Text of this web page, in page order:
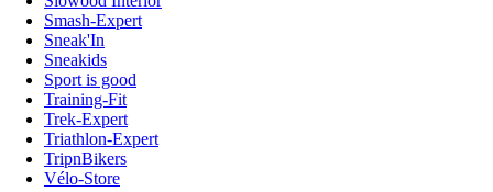
Smash-Expert
Sneak'In
Sneakids
Sport is good
Training-Fit
Trek-Expert
Triathlon-Expert
TripnBikers
Vélo-Store